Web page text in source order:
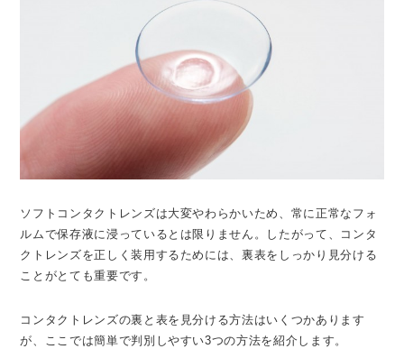
ソフトコンタクトレンズは大変やわらかいため、常に正常なフォ
ルムで保存液に浸っているとは限りません。したがって、コンタ
クトレンズを正しく装用するためには、裏表をしっかり見分ける
ことがとても重要です。
コンタクトレンズの裏と表を見分ける方法はいくつかあります
が、ここでは簡単で判別しやすい3つの方法を紹介します。